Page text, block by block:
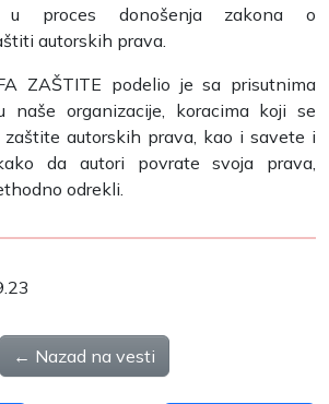
u proces donošenja zakona o
autorskih prava.
ZAŠTITE podelio je sa prisutnima
naše organizacije, koracima koji se
zaštite autorskih prava, kao i savete i
da autori povrate svoja prava,
odrekli.
← Nazad na vesti